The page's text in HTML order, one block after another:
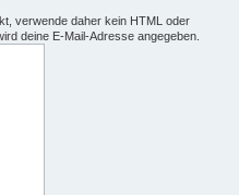
verwende daher kein HTML oder
deine E-Mail-Adresse angegeben.